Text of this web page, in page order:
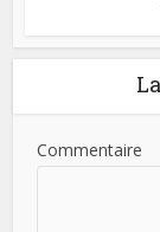
Commentaire